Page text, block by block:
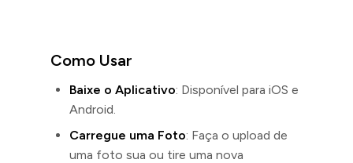
Como Usar
Baixe o Aplicativo: Disponível para iOS e
Android.
Carregue uma Foto: Faça o upload de
uma foto sua ou tire uma nova